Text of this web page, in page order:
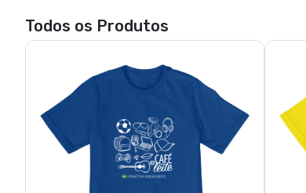
Todos os Produtos